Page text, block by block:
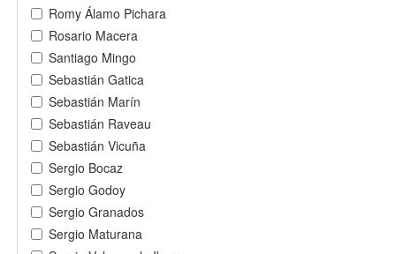
Romy Álamo Pichara
Rosario Macera
Santiago Mingo
Sebastián Gatica
Sebastián Marín
Sebastián Raveau
Sebastián Vicuña
Sergio Bocaz
Sergio Godoy
Sergio Granados
Sergio Maturana